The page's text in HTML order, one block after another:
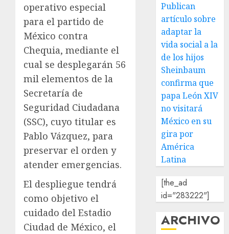
operativo especial
para el partido de
México contra
Chequia, mediante el
cual se desplegarán 56
mil elementos de la
Secretaría de
Seguridad Ciudadana
(SSC), cuyo titular es
Pablo Vázquez, para
preservar el orden y
atender emergencias.
El despliegue tendrá
como objetivo el
cuidado del Estadio
Ciudad de México, el
Publican
artículo sobre
adaptar la
vida social a la
de los hijos
Sheinbaum
confirma que
papa León XIV
no visitará
México en su
gira por
América
Latina
[the_ad
id="283222"]
ARCHIVO